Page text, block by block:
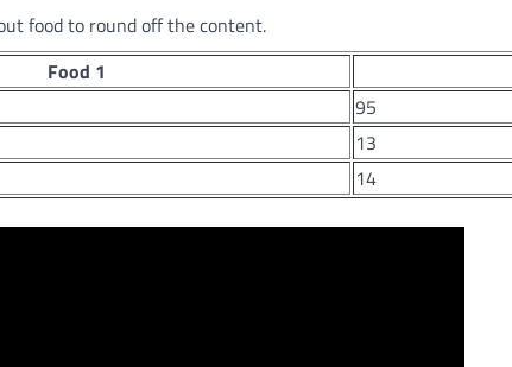
food to round off the content.
Food 1
95
13
14